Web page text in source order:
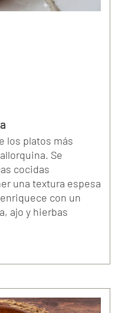
los platos más
Se
cocidas
una textura espesa
con un
ajo y hierbas